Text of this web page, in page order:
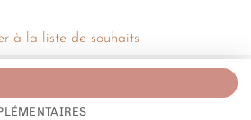
à la liste de souhaits